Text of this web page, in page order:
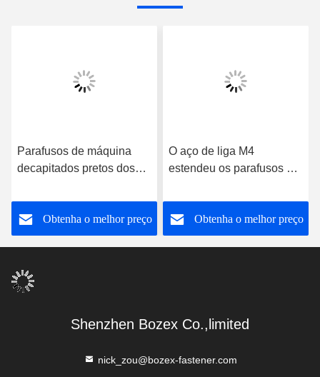
Parafusos de máquina
decapitados pretos dos
Gr12.9 M8 do aço de liga
M10
Obtenha o melhor preço
O aço de liga M4
estendeu os parafusos de
dos parafusos de fixação
da pontaObtenha o melhor preço
Shenzhen Bozex Co.,limited
nick_zou@bozex-fastener.com